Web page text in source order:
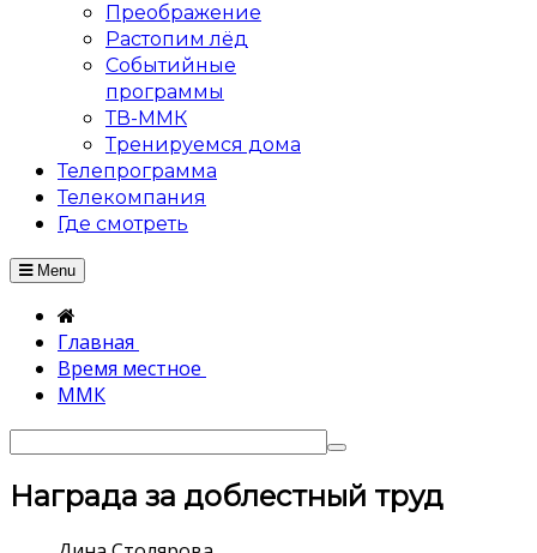
Преображение
Растопим лёд
Событийные
программы
ТВ-ММК
Тренируемся дома
Телепрограмма
Телекомпания
Где смотреть
Menu
Главная
Время местное
ММК
Награда за доблестный труд